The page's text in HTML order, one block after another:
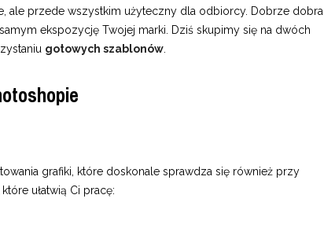
ale przede wszystkim użyteczny dla odbiorcy. Dobrze
ekspozycję Twojej marki. Dziś skupimy się na dwóch
gotowych szablonów
grafiki, które doskonale sprawdza się również przy
ułatwią Ci pracę: